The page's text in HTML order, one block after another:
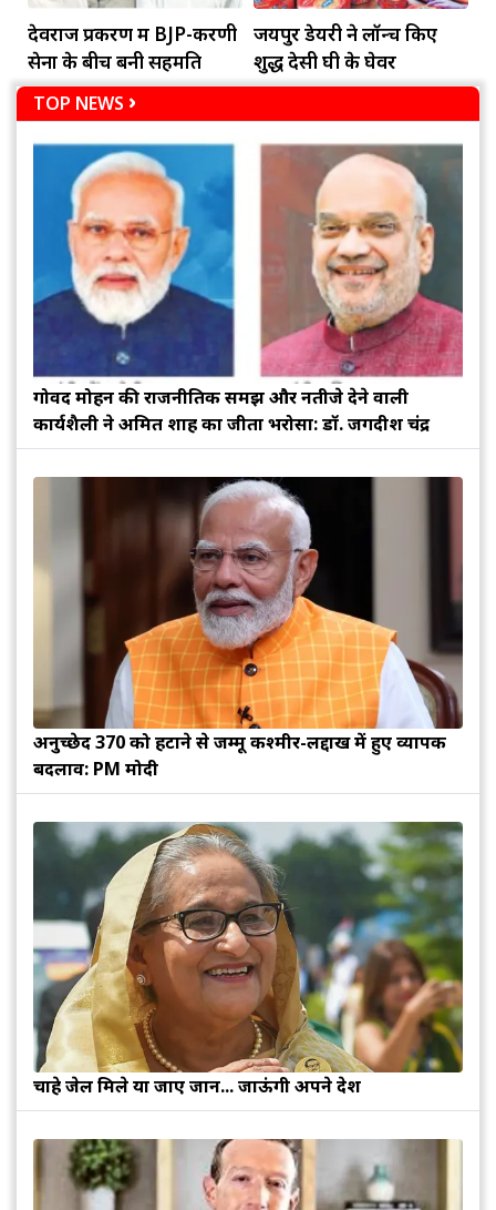
देवराज प्रकरण में BJP-करणी
सेना के बीच बनी सहमति
जयपुर डेयरी ने लॉन्च किए
शुद्ध देसी घी के घेवर
TOP NEWS
गोविंद मोहन की राजनीतिक समझ और नतीजे देने वाली
कार्यशैली ने अमित शाह का जीता भरोसा: डॉ. जगदीश चंद्र
अनुच्छेद 370 को हटाने से जम्मू कश्मीर-लद्दाख में हुए व्यापक
बदलाव: PM मोदी
चाहे जेल मिले या जाए जान... जाऊंगी अपने देश